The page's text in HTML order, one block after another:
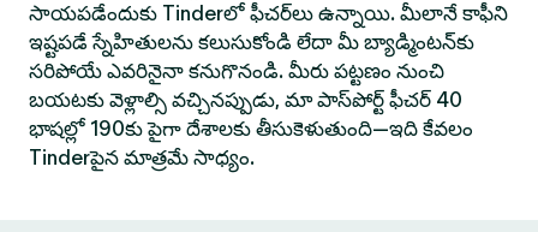
సాయపడేందుకు Tinderలో ఫీచర్‌లు ఉన్నాయి. మీలానే కాఫీని
ఇష్టపడే స్నేహితులను కలుసుకోండి లేదా మీ బ్యాడ్మింటన్‌కు
సరిపోయే ఎవరినైనా కనుగొనండి. మీరు పట్టణం నుంచి
బయటకు వెళ్లాల్సి వచ్చినప్పుడు, మా పాస్‌పోర్ట్ ఫీచర్ 40
భాషల్లో 190కు పైగా దేశాలకు తీసుకెళుతుంది—ఇది కేవలం
Tinderపైన మాత్రమే సాధ్యం.